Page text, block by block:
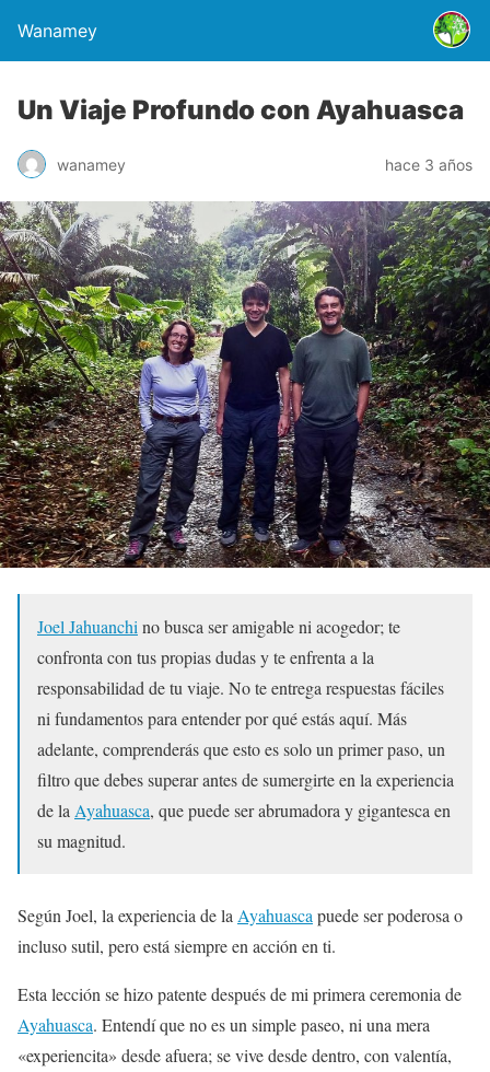
Wanamey
Un Viaje Profundo con Ayahuasca
wanamey hace 3 años
Joel Jahuanchi no busca ser amigable ni acogedor; te
confronta con tus propias dudas y te enfrenta a la
responsabilidad de tu viaje. No te entrega respuestas fáciles
ni fundamentos para entender por qué estás aquí. Más
adelante, comprenderás que esto es solo un primer paso, un
filtro que debes superar antes de sumergirte en la experiencia
de la Ayahuasca, que puede ser abrumadora y gigantesca en
su magnitud.
Según Joel, la experiencia de la Ayahuasca puede ser poderosa o
incluso sutil, pero está siempre en acción en ti.
Esta lección se hizo patente después de mi primera ceremonia de
Ayahuasca. Entendí que no es un simple paseo, ni una mera
«experiencita» desde afuera; se vive desde dentro, con valentía,